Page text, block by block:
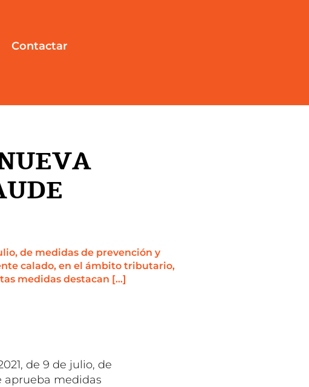
Contactar
de medidas de prevención y
calado, en el ámbito tributario,
medidas destacan […]
de 9 de julio, de
aprueba medidas